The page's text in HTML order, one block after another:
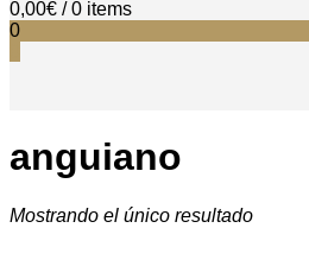
0,00€ / 0 items
0
anguiano
Mostrando el único resultado